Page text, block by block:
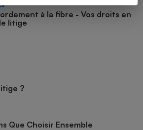
à la fibre - Vos droits en
litige
?
Que Choisir Ensemble